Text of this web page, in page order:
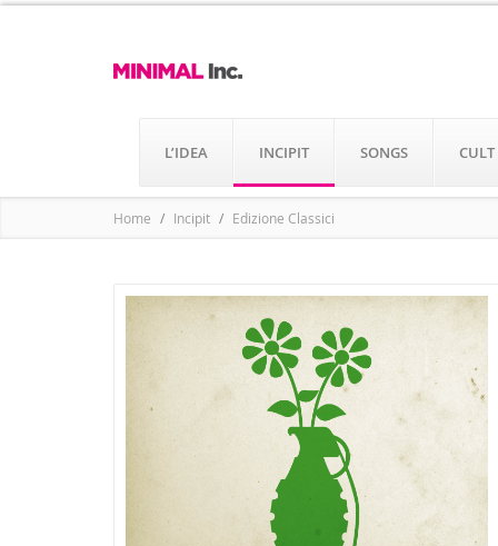
L’IDEA INCIPIT SONGS CULT
Home Incipit Edizione Classici